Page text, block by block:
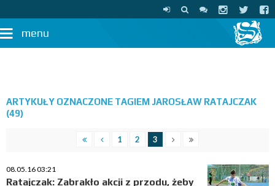
menu
ARTYKUŁY OZNACZONE TAGIEM JAROSŁAW RATAJCZAK
(49)
1 2 3
08.05.16 03:21
Ratajczak: Zabrakło akcji z przodu, żeby